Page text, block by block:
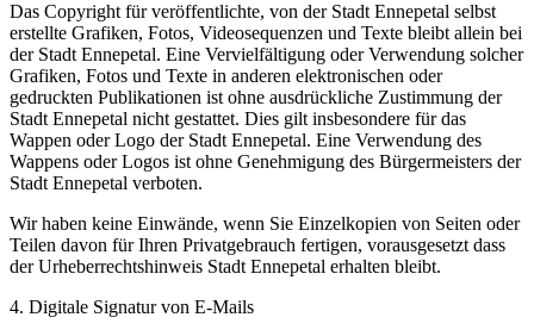
Das Copyright für veröffentlichte, von der Stadt Ennepetal selbst
erstellte Grafiken, Fotos, Videosequenzen und Texte bleibt allein bei
der Stadt Ennepetal. Eine Vervielfältigung oder Verwendung solcher
Grafiken, Fotos und Texte in anderen elektronischen oder
gedruckten Publikationen ist ohne ausdrückliche Zustimmung der
Stadt Ennepetal nicht gestattet. Dies gilt insbesondere für das
Wappen oder Logo der Stadt Ennepetal. Eine Verwendung des
Wappens oder Logos ist ohne Genehmigung des Bürgermeisters der
Stadt Ennepetal verboten.
Wir haben keine Einwände, wenn Sie Einzelkopien von Seiten oder
Teilen davon für Ihren Privatgebrauch fertigen, vorausgesetzt dass
der Urheberrechtshinweis Stadt Ennepetal erhalten bleibt.
4. Digitale Signatur von E-Mails